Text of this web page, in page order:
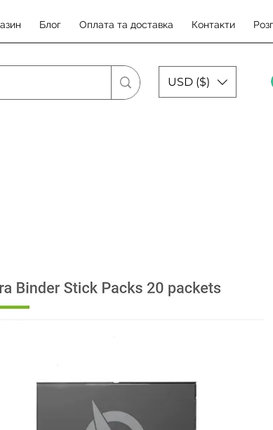
USD ($)
Блог Оплата та доставка Контакти